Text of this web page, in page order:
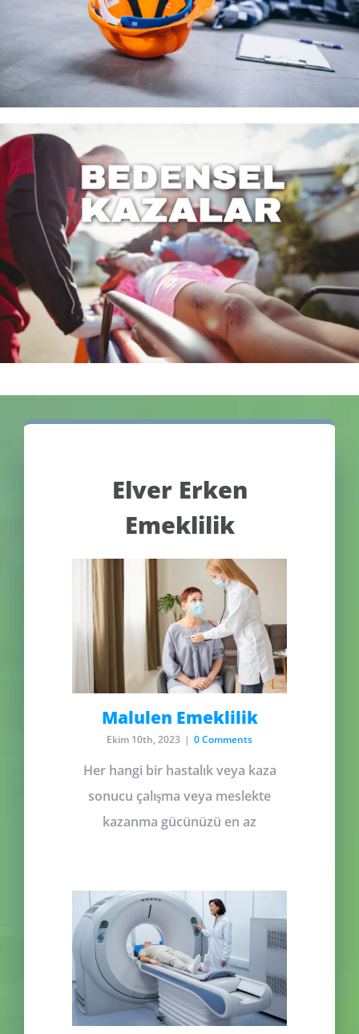
Elver Erken
Emeklilik
Malulen Emeklilik
Ekim 10th, 2023 | 0 Comments
Her hangi bir hastalık veya kaza
sonucu çalışma veya meslekte
kazanma gücünüzü en az